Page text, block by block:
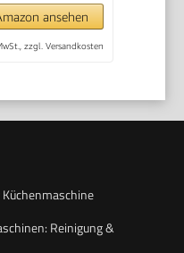
ansehen
zzgl. Versandkosten
Reinigung &